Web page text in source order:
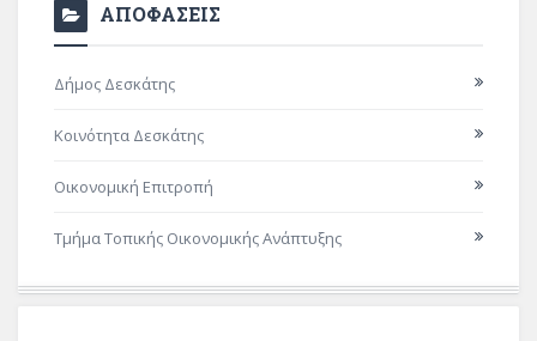
ΑΠΟΦΑΣΕΙΣ
Δήμος Δεσκάτης
Κοινότητα Δεσκάτης
Οικονομική Επιτροπή
Τμήμα Τοπικής Οικονομικής Ανάπτυξης